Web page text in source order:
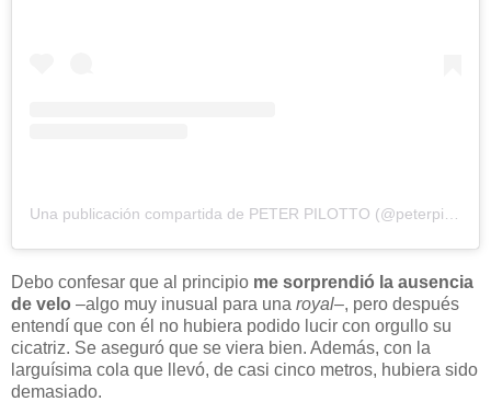
Debo confesar que al principio me sorprendió la ausencia
de velo –algo muy inusual para una royal–, pero después
entendí que con él no hubiera podido lucir con orgullo su
cicatriz. Se aseguró que se viera bien. Además, con la
larguísima cola que llevó, de casi cinco metros, hubiera sido
demasiado.